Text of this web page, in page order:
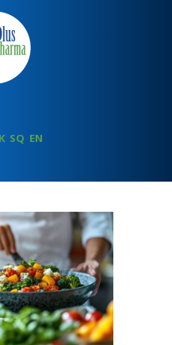
SQ EN